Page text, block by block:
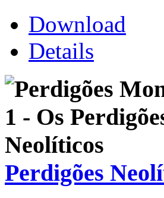
Download
Details
Perdigões